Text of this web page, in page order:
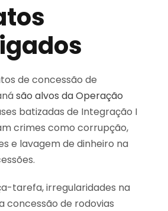
de concessão de
são alvos da Operação
batizadas de Integração I
crimes como corrupção,
e lavagem de dinheiro na
tarefa, irregularidades na
concessão de rodovias